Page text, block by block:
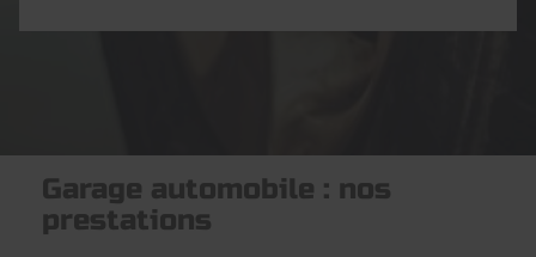
Garage automobile : nos
prestations